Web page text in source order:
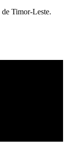
Timor-Leste.